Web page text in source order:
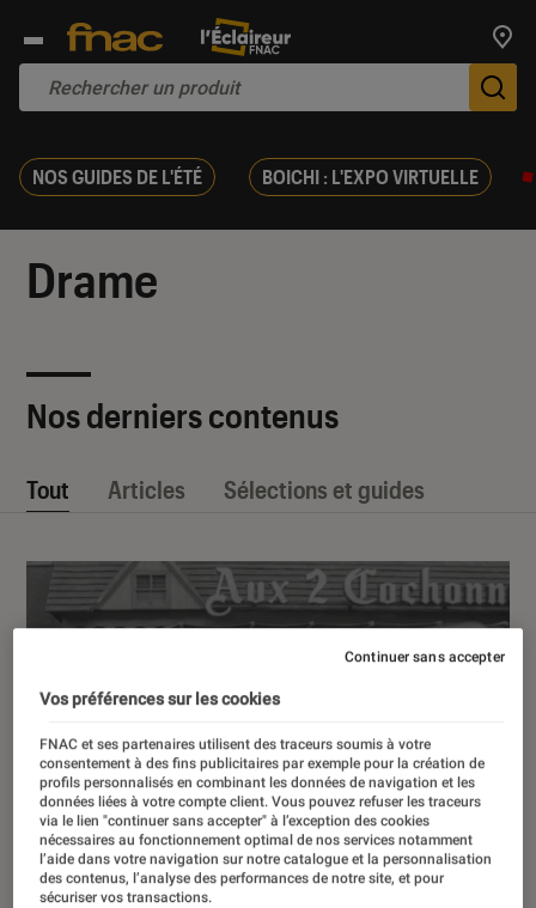
NOS GUIDES DE L'ÉTÉ BOICHI : L'EXPO VIRTUELLE
Drame
Nos derniers contenus
Tout Articles Sélections et guides
Vos préférences sur les cookies
FNAC et ses partenaires utilisent des traceurs soumis à votre
consentement à des fins publicitaires par exemple pour la création de
profils personnalisés en combinant les données de navigation et les
données liées à votre compte client. Vous pouvez refuser les traceurs
via le lien "continuer sans accepter" à l’exception des cookies
nécessaires au fonctionnement optimal de nos services notamment
l’aide dans votre navigation sur notre catalogue et la personnalisation
des contenus, l’analyse des performances de notre site, et pour
sécuriser vos transactions.
Continuer sans accepter